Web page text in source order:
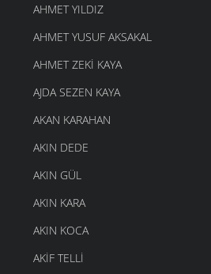
AHMET YILDIZ
AHMET YUSUF AKSAKAL
AHMET ZEKI KAYA
AJDA SEZEN KAYA
AKAN KARAHAN
AKIN DEDE
AKIN GÜL
AKIN KARA
AKIN KOCA
AKIF TELLI